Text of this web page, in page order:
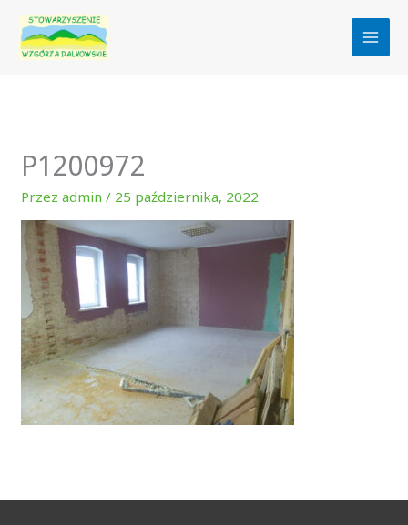
Przejdź
treści
P1200972
Przezadmin/ 25 października, 2022